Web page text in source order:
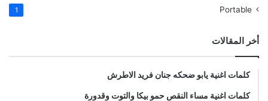
Portable
1
أخر المقالات
كلمات اغنية يابو ضحكه جنان فريد الاطرش
كلمات اغنية مساء النقص حمو بيكا والتوت وقدورة